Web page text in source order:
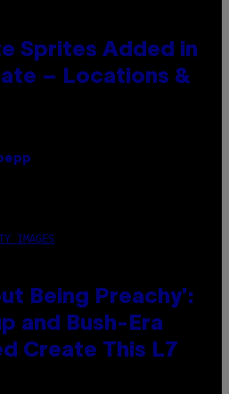
Sprites Added in
– Locations &
IMAGES
Being Preachy’:
and Bush-Era
Create This L7